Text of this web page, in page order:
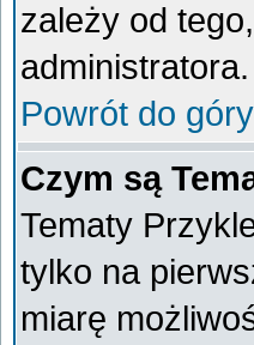
zależy od
administratora.
Powrót do góry
Czym są
Tematy
tylko na
miarę